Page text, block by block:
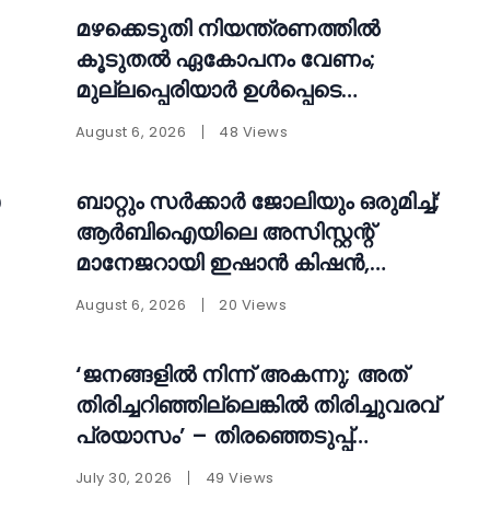
മഴക്കെടുതി നിയന്ത്രണത്തിൽ
കൂടുതൽ ഏകോപനം വേണം;
മുല്ലപ്പെരിയാർ ഉൾപ്പെടെ
ഡാമുകളുടെ പ്രവർത്തനം
August 6, 2026 48 Views
ബാറ്റും സർക്കാർ ജോലിയും ഒരുമിച്ച്;
ആർബിഐയിലെ അസിസ്റ്റന്റ്
മാനേജറായി ഇഷാൻ കിഷൻ,
വൈറലായി ചിത്രങ്ങൾ
August 6, 2026 20 Views
‘ജനങ്ങളിൽ നിന്ന് അകന്നു; അത്
തിരിച്ചറിഞ്ഞില്ലെങ്കിൽ തിരിച്ചുവരവ്
പ്രയാസം’ – തിരഞ്ഞെടുപ്പ്
തോൽവിക്ക് പിന്നാലെ
July 30, 2026 49 Views